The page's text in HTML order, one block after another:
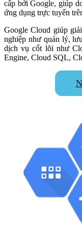
cấp bởi Google, giúp
ứng dụng trực tuyến
Google Cloud giúp
nghiệp như quản lý,
dịch vụ cốt lõi như
Engine, Cloud SQL,